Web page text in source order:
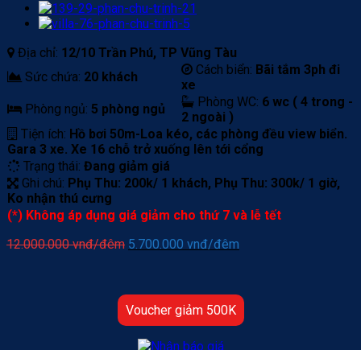
Địa chỉ: 12/10 Trần Phú, TP Vũng Tàu
Sức chứa: 20 khách Cách biển: Bãi tắm 3ph đi
xe
Phòng ngủ: 5 phòng ngủ Phòng WC: 6 wc ( 4 trong -
2 ngoài )
Tiện ích: Hồ bơi 50m-Loa kéo, các phòng đều view biển.
Gara 3 xe. Xe 16 chỗ trở xuống lên tới cổng
Trạng thái: Đang giảm giá
Ghi chú: Phụ Thu: 200k/ 1 khách, Phụ Thu: 300k/ 1 giờ,
Ko nhận thú cưng
(*) Không áp dụng giá giảm cho thứ 7 và lễ tết
12.000.000vnđ/đêm Giá
đêm.
5.700.000 vnđ/đêm
5.700.000 vnđ/
đêm.
Voucher giảm 500K